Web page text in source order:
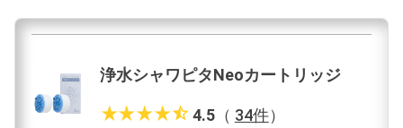
浄水シャワピタNeoカートリッジ
star_ratestar_ratestar_ratestar_ratestar_half4.5（ 34件）